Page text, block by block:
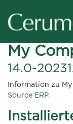
My
14.0-
Information zu
Source ERP.